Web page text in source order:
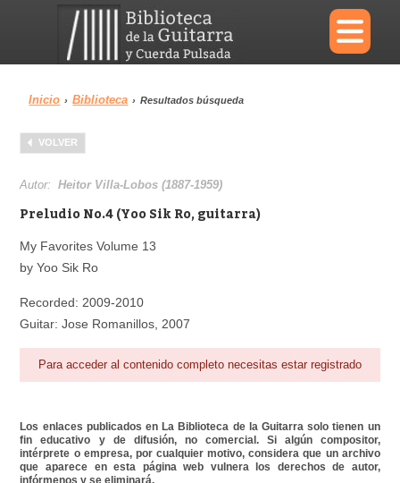
×
Menu
Biblioteca
Área personal
Inicio › Biblioteca › Resultados búsqueda
VOLVER
Autor:Heitor Villa-Lobos (1887-1959)
Preludio No.4 (Yoo Sik Ro, guitarra)
My Favorites Volume 13
by Yoo Sik Ro
Recorded: 2009-2010
Guitar: Jose Romanillos, 2007
Para acceder al contenido completo necesitas estar registrado
Los enlaces publicados en La Biblioteca de la Guitarra solo tienen un
fin educativo y de difusión, no comercial. Si algún compositor,
intérprete o empresa, por cualquier motivo, considera que un archivo
que aparece en esta página web vulnera los derechos de autor,
infórmenos y se eliminará.